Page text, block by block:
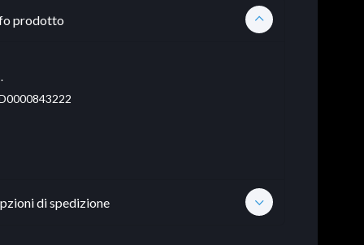
prodotto
di spedizione